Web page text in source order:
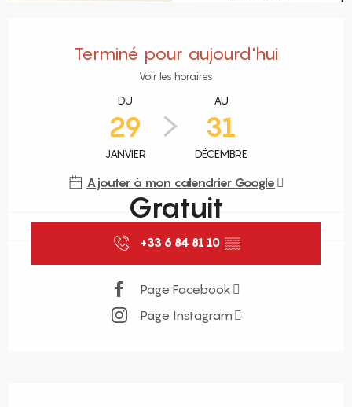
Terminé pour aujourd'hui
Voir les horaires
DU
29
JANVIER
AU
31
DÉCEMBRE
Ajouter à mon calendrier Google
Gratuit
+33 6 84 81 10 ▒▒
Page Facebook
Page Instagram